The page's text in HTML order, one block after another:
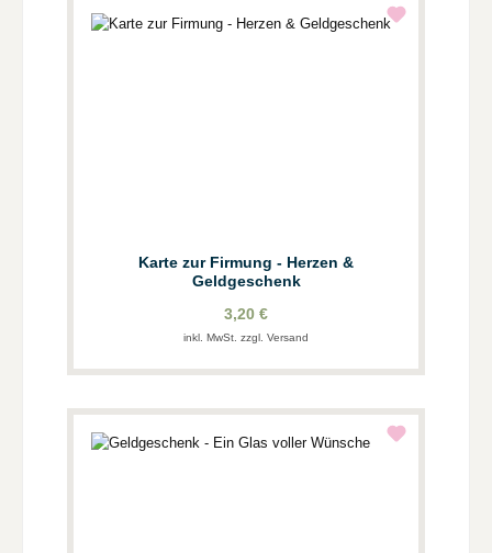
Karte zur Firmung - Herzen &
Geldgeschenk
3,20 €
inkl. MwSt. zzgl. Versand